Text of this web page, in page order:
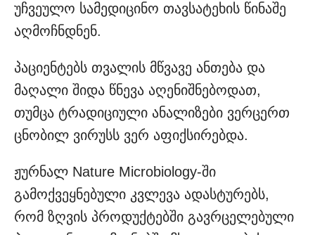
უჩვეულო სამედიცინო თავსატეხის წინაშე
აღმოჩნდნენ.
პაციენტებს თვალის მწვავე ანთება და
მაღალი შიდა წნევა აღენიშნებოდათ,
თუმცა ტრადიციული ანალიზები ვერცერთ
ცნობილ ვირუსს ვერ აფიქსირებდა.
ჟურნალ Nature Microbiology-ში
გამოქვეყნებული კვლევა ადასტურებს,
რომ ზღვის პროდუქტებში გავრცელებული